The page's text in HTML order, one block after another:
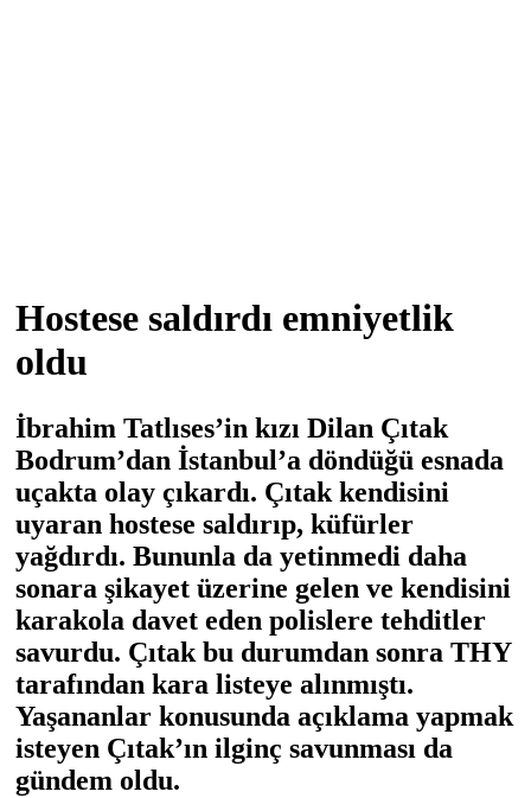
Hostese saldırdı emniyetlik
oldu
İbrahim Tatlıses’in kızı Dilan Çıtak
Bodrum’dan İstanbul’a döndüğü esnada
uçakta olay çıkardı. Çıtak kendisini
uyaran hostese saldırıp, küfürler
yağdırdı. Bununla da yetinmedi daha
sonara şikayet üzerine gelen ve kendisini
karakola davet eden polislere tehditler
savurdu. Çıtak bu durumdan sonra THY
tarafından kara listeye alınmıştı.
Yaşananlar konusunda açıklama yapmak
isteyen Çıtak’ın ilginç savunması da
gündem oldu.